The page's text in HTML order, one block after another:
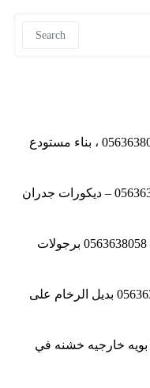
Search
بناء غرف ساندوتش بانل الخبر ت: 0563638058 ، بناء مستودع
تركيب ديكورات فوم الدمام ت: 0563638058 – ديكورات جدران
جلسات خارجية للحدائق الشرقية ت : 0563638058 برجولات
ديكورات بديل رخام الدمام ت : 0563638058 بديل الرخام على
بويات واجهات الخبر ت : 0563638058 بويه خارجيه خشنه في